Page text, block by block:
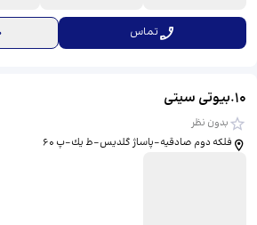
تماس
10
.بیوتی سیتی
بدون نظر
فلكه دوم صادقيه-پاساژ گلديس-ط يك-پ ۶۰